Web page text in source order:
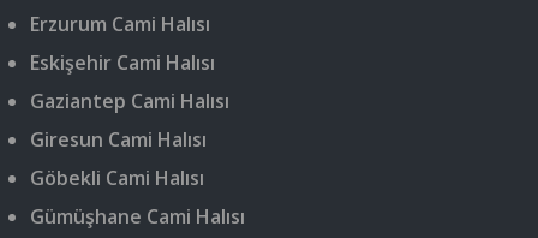
Erzurum Cami Halısı
Eskişehir Cami Halısı
Gaziantep Cami Halısı
Giresun Cami Halısı
Göbekli Cami Halısı
Gümüşhane Cami Halısı